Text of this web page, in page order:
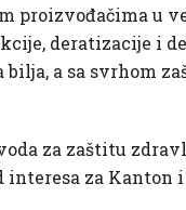
proizvođačima u
deratizacije i
a sa svrhom
za zaštitu
za Kanton i